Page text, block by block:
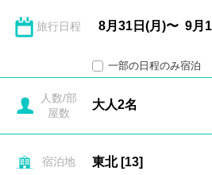
旅行日程
一部の日程のみ宿泊
人数/部
屋数
宿泊地